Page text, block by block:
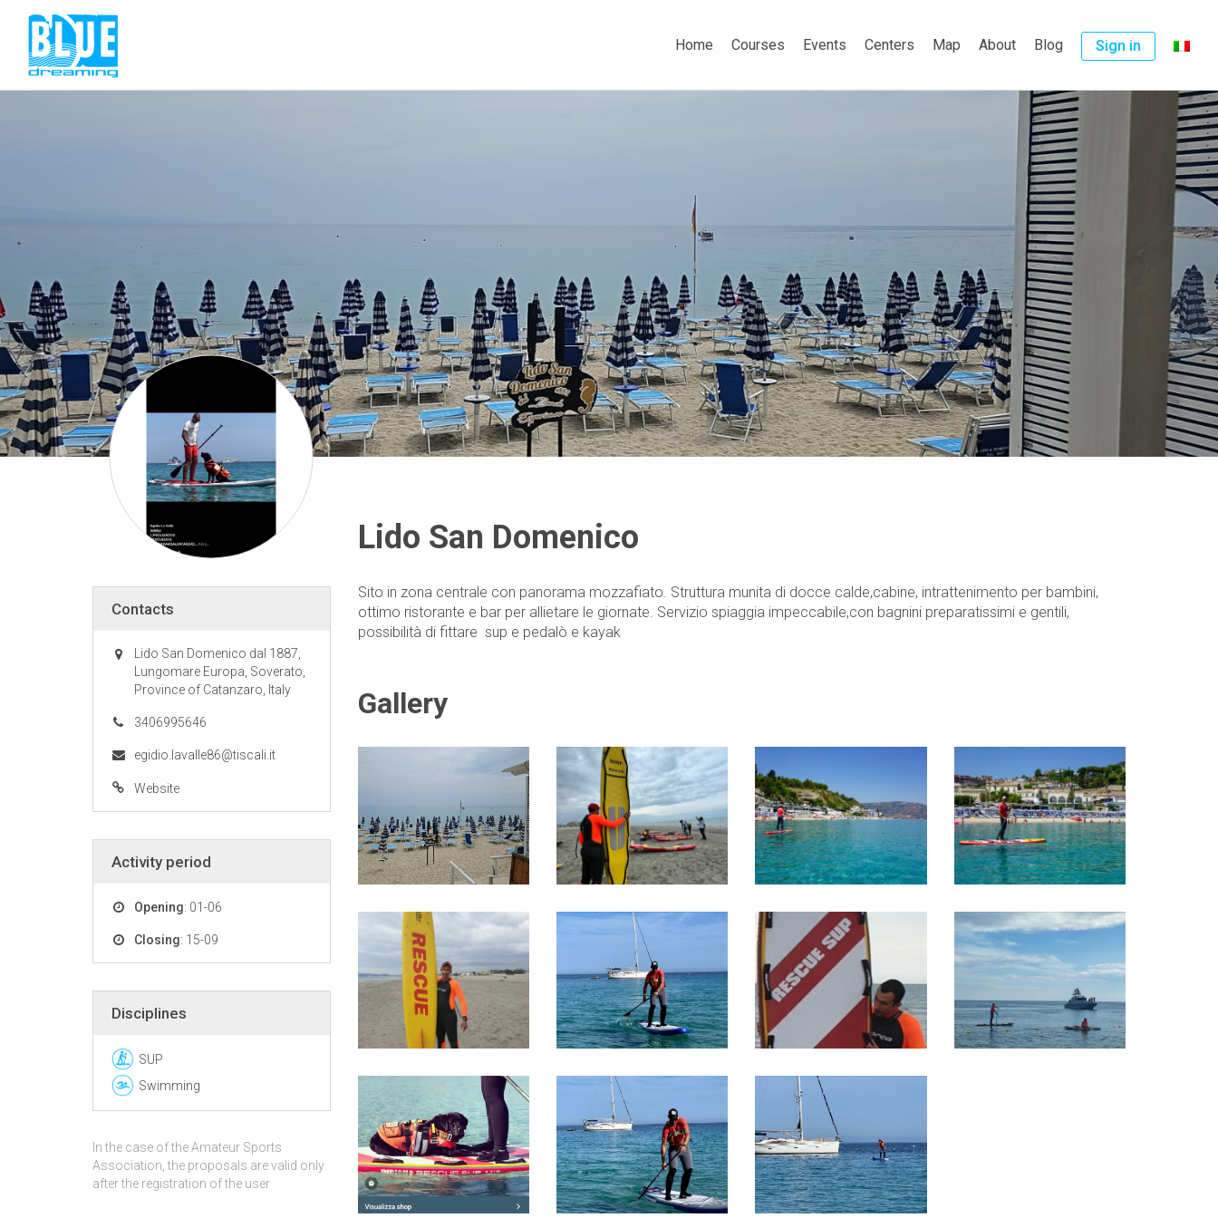
Home Courses Events Centers Map About Blog Sign in
Lido San Domenico
Sito in zona centrale con panorama mozzafiato. Struttura munita di docce calde,cabine, intrattenimento per bambini,
ottimo ristorante e bar per allietare le giornate. Servizio spiaggia impeccabile,con bagnini preparatissimi e gentili,
possibilità di fittare sup e pedalò e kayak
Gallery
Contacts
Lido San Domenico dal 1887,
Lungomare Europa, Soverato,
Province of Catanzaro, Italy
3406995646
egidio.lavalle86@tiscali.it
Website
Activity period
Opening: 01-06
Closing: 15-09
Disciplines
SUP
Swimming
In the case of the Amateur Sports
Association, the proposals are valid only
after the registration of the user